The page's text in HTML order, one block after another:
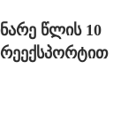
წლის 10